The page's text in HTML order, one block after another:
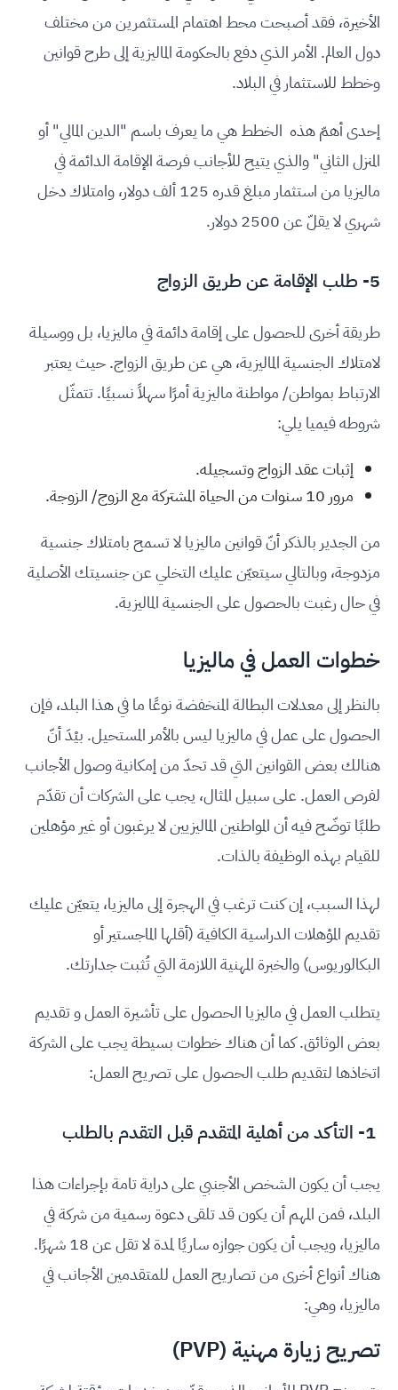
الأخيرة، فقد أصبحت محط اهتمام المستثمرين من مختلف
دول العالم. الأمر الذي دفع بالحكومة الماليزية إلى طرح قوانين
وخطط للاستثمار في البلاد.
إحدى أهمّ هذه الخطط هي ما يعرف باسم "الدين المالي" أو
المنزل الثاني" والذي يتيح للأجانب فرصة الإقامة الدائمة في
ماليزيا من استثمار مبلغ قدره 125 ألف دولار، وامتلاك دخل
شهري لا يقلّ عن 2500 دولار.
5- طلب الإقامة عن طريق الزواج
طريقة أخرى للحصول على إقامة دائمة في ماليزيا، بل ووسيلة
لامتلاك الجنسية الماليزية، هي عن طريق الزواج. حيث يعتبر
الارتباط بمواطن/ مواطنة ماليزية أمرًا سهلاً نسبيًا. تتمثّل
شروطه فيميا يلي:
إثبات عقد الزواج وتسجيله.
مرور 10 سنوات من الحياة المشتركة مع الزوج/ الزوجة.
من الجدير بالذكر أنّ قوانين ماليزيا لا تسمح بامتلاك جنسية
مزدوجة، وبالتالي سيتعيّن عليك التخلي عن جنسيتك الأصلية
في حال رغبت بالحصول على الجنسية الماليزية.
خطوات العمل في ماليزيا
بالنظر إلى معدلات البطالة المنخفضة نوعًا ما في هذا البلد، فإن
الحصول على عمل في ماليزيا ليس بالأمر المستحيل. بيْدَ أنّ
هنالك بعض القوانين التي قد تحدّ من إمكانية وصول الأجانب
لفرص العمل. على سبيل المثال، يجب على الشركات أن تقدّم
طلبًا توضّح فيه أن المواطنين الماليزيين لا يرغبون أو غير مؤهلين
للقيام بهذه الوظيفة بالذات.
لهذا السبب، إن كنت ترغب في الهجرة إلى ماليزيا، يتعيّن عليك
تقديم المؤهلات الدراسية الكافية (أقلها الماجستير أو
البكالوريوس) والخبرة المهنية اللازمة التي تُثبت جدارتك.
يتطلب العمل في ماليزيا الحصول على تأشيرة العمل و تقديم
بعض الوثائق. كما أن هناك خطوات بسيطة يجب على الشركة
اتخاذها لتقديم طلب الحصول على تصريح العمل:
1- التأكد من أهلية المتقدم قبل التقدم بالطلب
يجب أن يكون الشخص الأجنبي على دراية تامة بإجراءات هذا
البلد، فمن المهم أن يكون قد تلقى دعوة رسمية من شركة في
ماليزيا، ويجب أن يكون جوازه ساريًا لمدة لا تقل عن18شهرًا.
هناك أنواع أخرى من تصاريح العمل للمتقدمين الأجانب في
ماليزيا، وهي:
تصريح زيارة مهنية(PVP)